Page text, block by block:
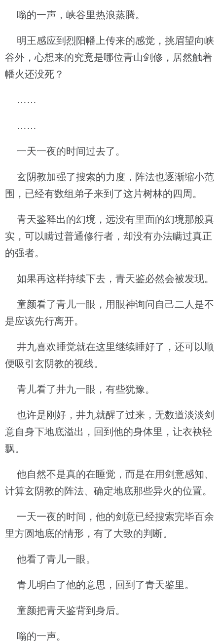
嗡的一声，峡谷里热浪蒸腾。
明王感应到烈阳幡上传来的感觉，挑眉望向峡
谷外，心想来的究竟是哪位青山剑修，居然触着
幡火还没死？
……
……
一天一夜的时间过去了。
玄阴教加强了搜索的力度，阵法也逐渐缩小范
围，已经有数组弟子来到了这片树林的四周。
青天鉴释出的幻境，远没有里面的幻境那般真
实，可以瞒过普通修行者，却没有办法瞒过真正
的强者。
如果再这样持续下去，青天鉴必然会被发现。
童颜看了青儿一眼，用眼神询问自己二人是不
是应该先行离开。
井九喜欢睡觉就在这里继续睡好了，还可以顺
便吸引玄阴教的视线。
青儿看了井九一眼，有些犹豫。
也许是刚好，井九就醒了过来，无数道淡淡剑
意自身下地底溢出，回到他的身体里，让衣袂轻
飘。
他自然不是真的在睡觉，而是在用剑意感知、
计算玄阴教的阵法、确定地底那些异火的位置。
一天一夜的时间，他的剑意已经搜索完毕百余
里方圆地底的情形，有了大致的判断。
他看了青儿一眼。
青儿明白了他的意思，回到了青天鉴里。
童颜把青天鉴背到身后。
嗡的一声。